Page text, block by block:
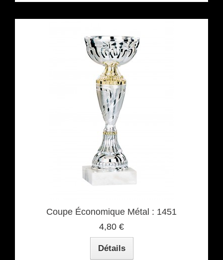
Coupe Économique Métal : 1451
4,80 €
Détails